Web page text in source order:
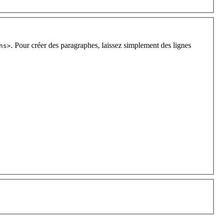
. Pour créer des paragraphes, laissez simplement des lignes